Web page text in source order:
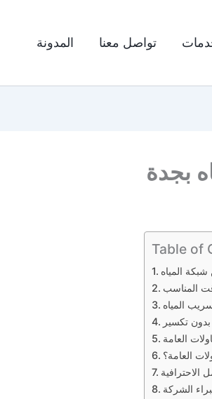
تواصل معنا المدونة
بجدة
Table of
المياه
المناسب
المياه
تكسير
العامة
العامة؟
الاحترافية
الشركة